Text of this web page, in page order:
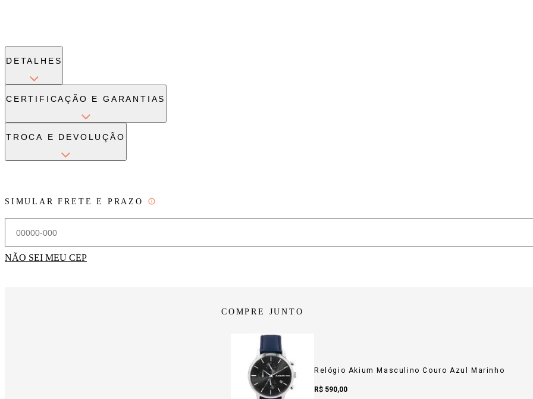
DETALHES
CERTIFICAÇÃO E GARANTIAS
TROCA E DEVOLUÇÃO
SIMULAR FRETE E PRAZO
NÃO SEI MEU CEP
COMPRE JUNTO
Relógio Akium Masculino Couro Azul Marinho
Sale Price:
R$ 590,00